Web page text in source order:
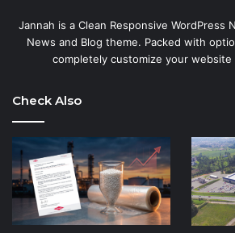
Jannah is a Clean Responsive WordPress
News and Blog theme. Packed with
completely customize your
Check Also